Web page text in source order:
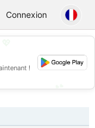
Connexion
!